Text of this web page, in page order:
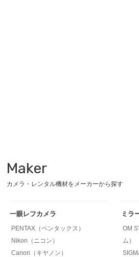
Maker
カメラ・レンタル機材をメーカーから探す
一眼レフカメラ
PENTAX（ペンタックス）
Nikon（ニコン）
Canon（キヤノン）
ミラ
OM
ム）